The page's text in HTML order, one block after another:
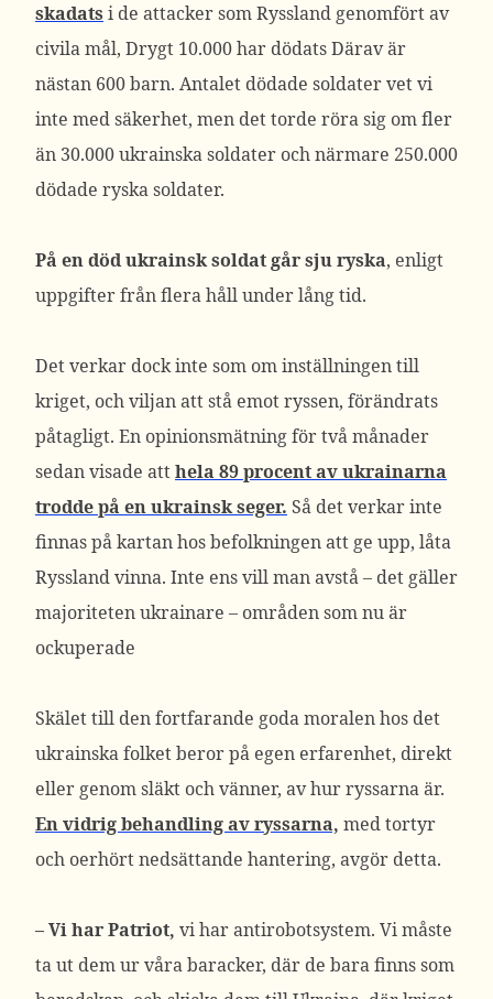
skadats i de attacker som Ryssland genomfört av
civila mål, Drygt 10.000 har dödats Därav är
nästan 600 barn. Antalet dödade soldater vet vi
inte med säkerhet, men det torde röra sig om fler
än 30.000 ukrainska soldater och närmare 250.000
dödade ryska soldater.
På en död ukrainsk soldat går sju ryska, enligt
uppgifter från flera håll under lång tid.
Det verkar dock inte som om inställningen till
kriget, och viljan att stå emot ryssen, förändrats
påtagligt. En opinionsmätning för två månader
sedan visade atthela 89 procent av ukrainarna
trodde på en ukrainsk seger. Så det verkar inte
finnas på kartan hos befolkningen att ge upp, låta
Ryssland vinna. Inte ens vill man avstå – det gäller
majoriteten ukrainare – områden som nu är
ockuperade
Skälet till den fortfarande goda moralen hos det
ukrainska folket beror på egen erfarenhet, direkt
eller genom släkt och vänner, av hur ryssarna är.
En vidrig behandling av ryssarna, med tortyr
och oerhört nedsättande hantering, avgör detta.
– Vi har Patriot, vi har antirobotsystem. Vi måste
ta ut dem ur våra baracker, där de bara finns som